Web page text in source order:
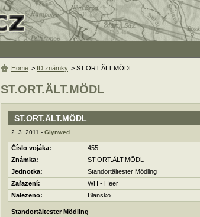
ST.ORT.ÄLT.MÖDL
ST.ORT.ÄLT.MÖDL
2. 3. 2011 - Glynwed
Číslo vojáka:
455
Známka:
ST.ORT.ÄLT.MÖDL
Jednotka:
Standortältester Mödling
Zařazení:
WH - Heer
Nalezeno:
Blansko
Standortältester Mödling
Home > ID známky > ST.ORT.ÄLT.MÖDL